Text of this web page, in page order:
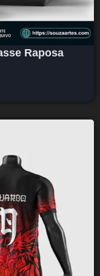
Raposa